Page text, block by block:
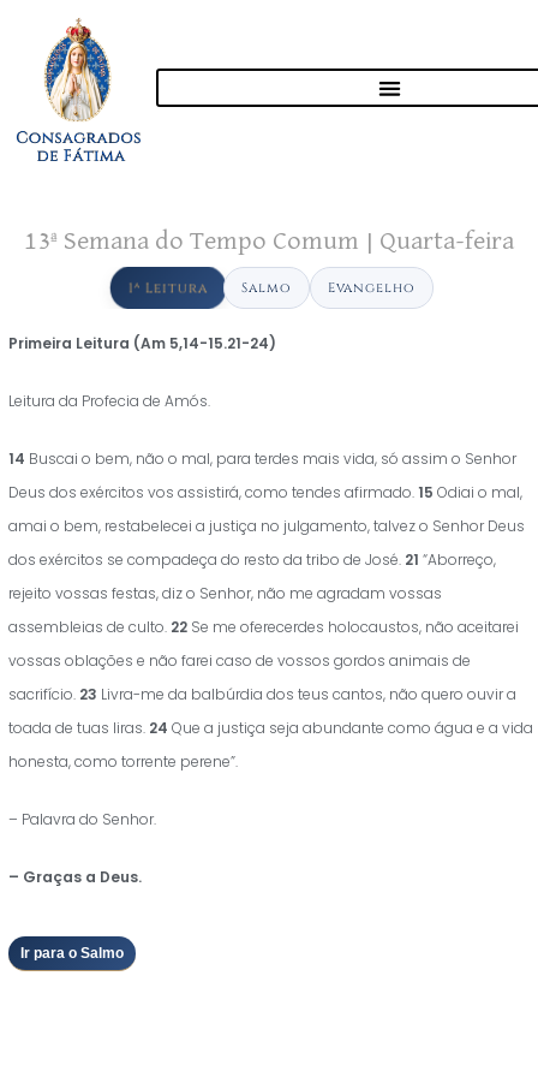
13ª Semana do Tempo Comum | Quarta-feira
1ª Leitura Salmo Evangelho
Primeira Leitura (Am 5,14-15.21-24)
Leitura da Profecia de Amós.
14 Buscai o bem, não o mal, para terdes mais vida, só assim o Senhor
Deus dos exércitos vos assistirá, como tendes afirmado.15 Odiai o mal,
amai o bem, restabelecei a justiça no julgamento, talvez o Senhor Deus
dos exércitos se compadeça do resto da tribo de José. 21 “Aborreço,
rejeito vossas festas, diz o Senhor, não me agradam vossas
assembleias de culto. 22 Se me oferecerdes holocaustos, não aceitarei
vossas oblações e não farei caso de vossos gordos animais de
sacrifício. 23 Livra-me da balbúrdia dos teus cantos, não quero ouvir a
toada de tuas liras. 24 Que a justiça seja abundante como água e a vida
honesta, como torrente perene”.
– Palavra do Senhor.
– Graças a Deus.
Ir para o Salmo